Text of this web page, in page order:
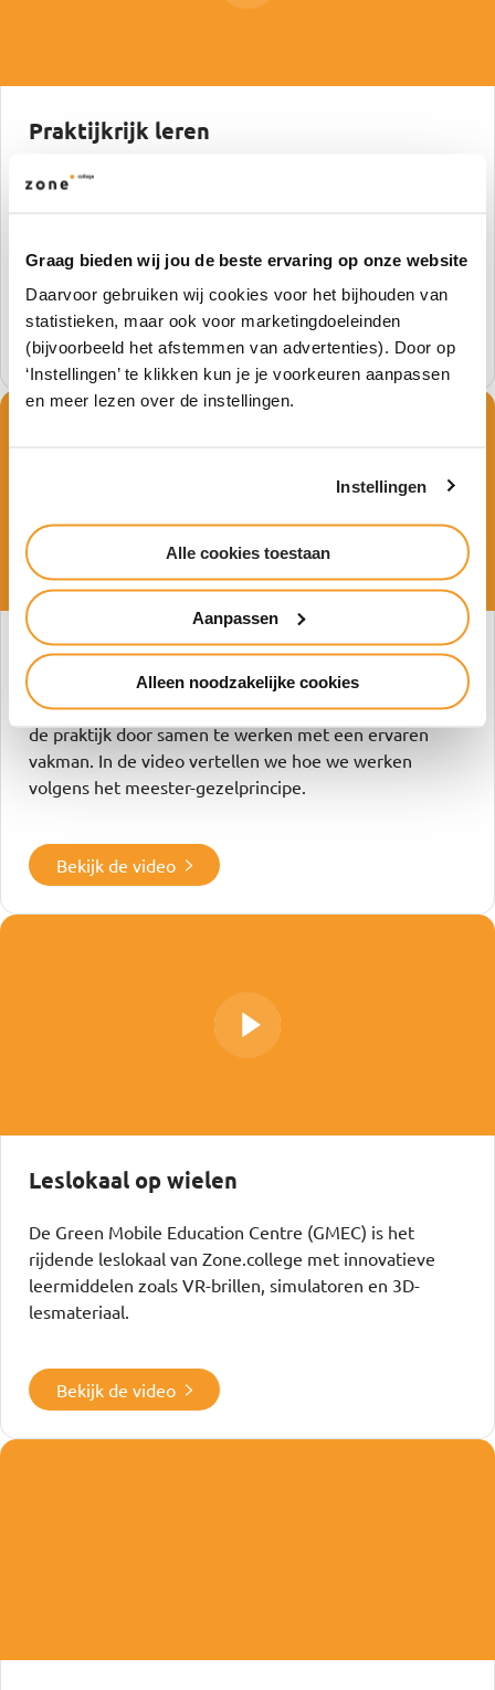
Graag bieden wij jou de beste ervaring op onze website
Daarvoor gebruiken wij cookies voor het bijhouden van
statistieken, maar ook voor marketingdoeleinden
(bijvoorbeeld het afstemmen van advertenties). Door op
‘Instellingen’ te klikken kun je je voorkeuren aanpassen
en meer lezen over de instellingen.
Instellingen
Alle cookies toestaan
Aanpassen
Alleen noodzakelijke cookies
Praktijkrijk leren
Bij ons krijg je veel les in de praktijk. We werken
binnen de opleiding Tuin & Landschap.
Bekijk de video
Meester-gezelprincipe
Studenten van de Vakmanschapsroute leren het vak in
de praktijk door samen te werken met een ervaren
vakman. In de video vertellen we hoe we werken
volgens het meester-gezelprincipe.
Bekijk de video
Leslokaal op wielen
De Green Mobile Education Centre (GMEC) is het
rijdende leslokaal van Zone.college met innovatieve
leermiddelen zoals VR-brillen, simulatoren en 3D-
lesmateriaal.
Bekijk de video